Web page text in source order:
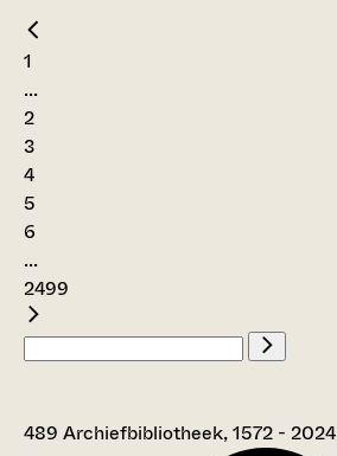
1
...
2
3
4
5
6
...
2499
489 Archiefbibliotheek, 1572 - 2024